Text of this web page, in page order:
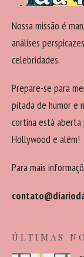
Nossa missão é
análises
celebridades.
Prepare-se para
pitada de humor e
cortina está aberta
Hollywood e além!
Para mais
ÚLTIMAS